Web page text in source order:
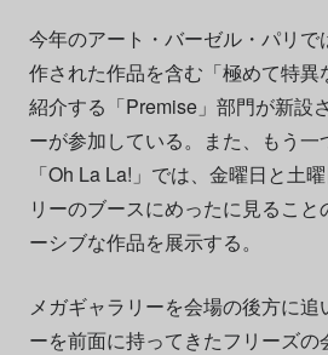
今年のアート・バーゼル・パリで
作された作品を含む「極めて特異
紹介する「Premise」部門が新設
ーが参加している。また、もう一
「Oh La La!」では、金曜日と土
リーのブースにめったに見るこ
ーシブな作品を展示する。
メガギャラリーを会場の後方に追
ーを前面に持ってきたフリーズの